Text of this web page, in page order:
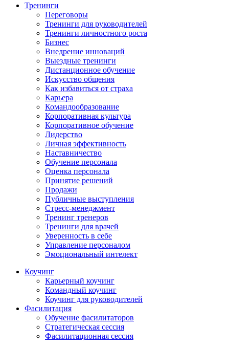
Тренинги
Переговоры
Тренинги для руководителей
Тренинги личностного роста
Бизнес
Внедрение инноваций
Выездные тренинги
Дистанционное обучение
Искусство общения
Как избавиться от страха
Карьера
Командообразование
Корпоративная культура
Корпоративное обучение
Лидерство
Личная эффективность
Наставничество
Обучение персонала
Оценка персонала
Принятие решений
Продажи
Публичные выступления
Стресс-менеджмент
Тренинг тренеров
Тренинги для врачей
Уверенность в себе
Управление персоналом
Эмоциональный интелект
Коучинг
Карьерный коучинг
Командный коучинг
Коучинг для руководителей
Фасилитация
Обучение фасилитаторов
Стратегическая сессия
Фасилитационная сессия